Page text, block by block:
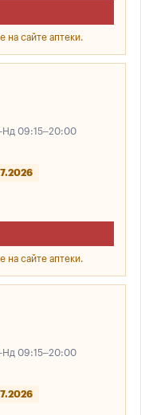
на сайте аптеки.
09:15–20:00
на сайте аптеки.
09:15–20:00